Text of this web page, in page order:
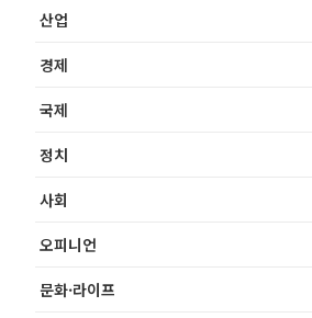
산업
경제
국제
정치
사회
오피니언
문화·라이프